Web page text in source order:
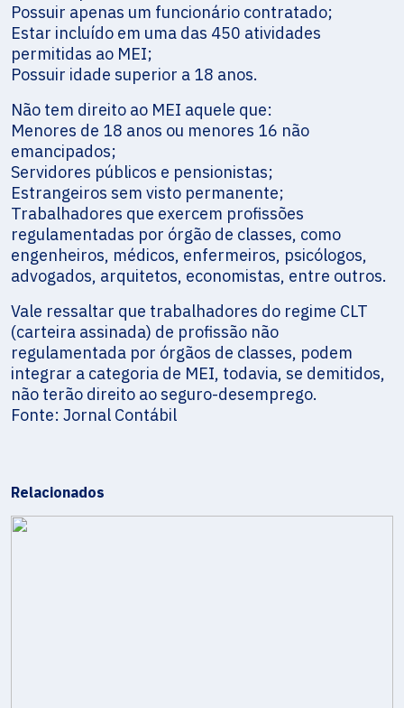
Possuir apenas um funcionário contratado;
Estar incluído em uma das 450 atividades
permitidas ao MEI;
Possuir idade superior a 18 anos.
Não tem direito ao MEI aquele que:
Menores de 18 anos ou menores 16 não
emancipados;
Servidores públicos e pensionistas;
Estrangeiros sem visto permanente;
Trabalhadores que exercem profissões
regulamentadas por órgão de classes, como
engenheiros, médicos, enfermeiros, psicólogos,
advogados, arquitetos, economistas, entre outros.
Vale ressaltar que trabalhadores do regime CLT
(carteira assinada) de profissão não
regulamentada por órgãos de classes, podem
integrar a categoria de MEI, todavia, se demitidos,
não terão direito ao seguro-desemprego.
Fonte: Jornal Contábil
Relacionados